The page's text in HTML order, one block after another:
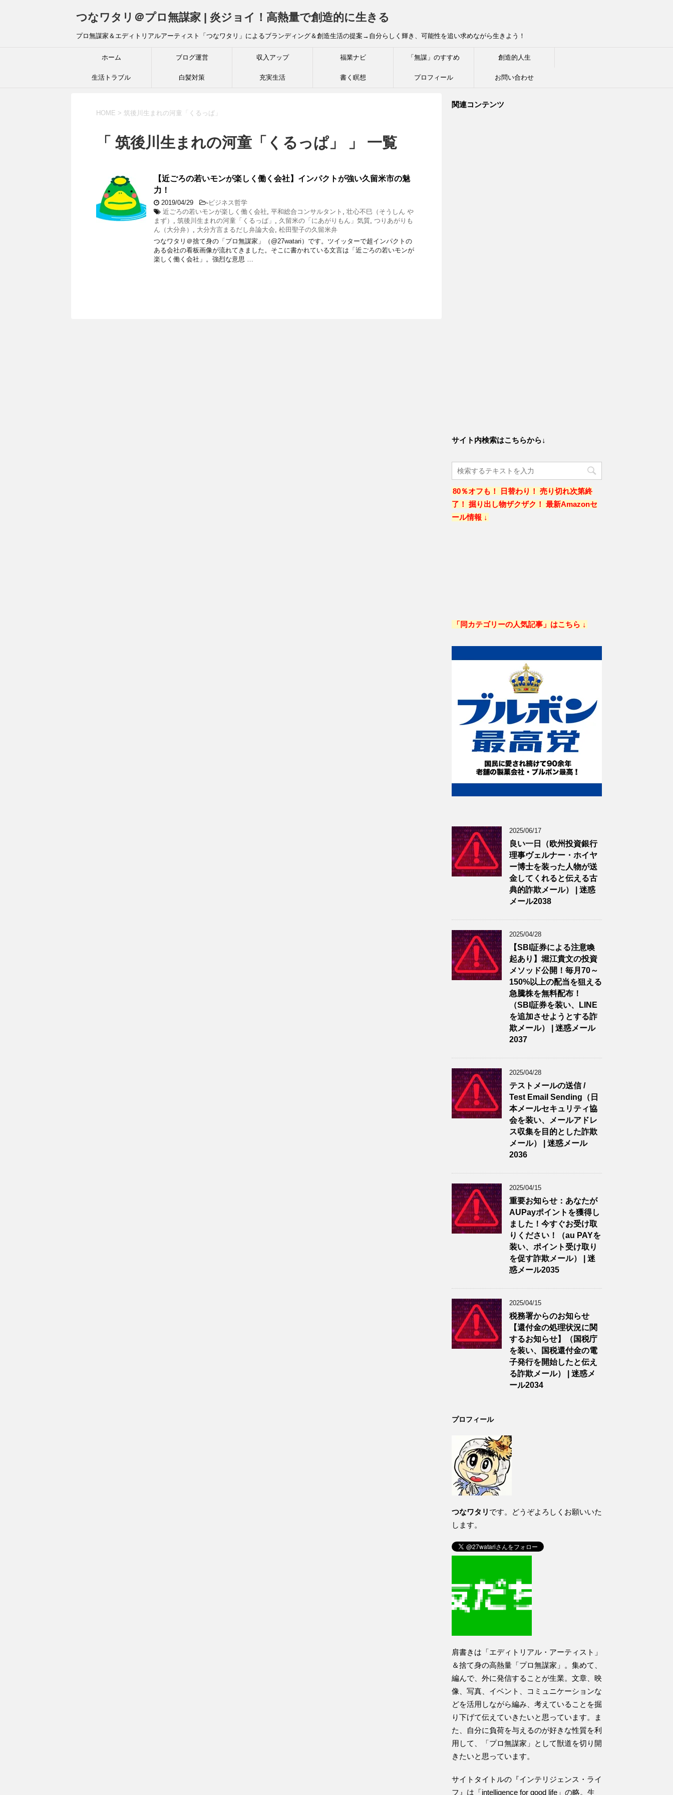
つなワタリ＠プロ無謀家 | 炎ジョイ！高熱量で創造的に生きる
プロ無謀家＆エディトリアルアーティスト「つなワタリ」によるブランディング＆創造生活の提案→自分らしく輝き、可能性を追い求めながら生きよう！
ホーム ブログ運営 収入アップ 福業ナビ 「無謀」のすすめ 創造的人生
生活トラブル 白髪対策 充実生活 書く瞑想 プロフィール お問い合わせ
HOME > 筑後川生まれの河童「くるっぱ」
「 筑後川生まれの河童「くるっぱ」 」 一覧
【近ごろの若いモンが楽しく働く会社】インパクトが強い久留米市の魅
力！
2019/04/29 -ビジネス哲学
近ごろの若いモンが楽しく働く会社, 平和総合コンサルタント , 壮心不巳（そうしん や
まず） , 筑後川生まれの河童「くるっぱ」 , 久留米の「にあがりもん」気質, つりあがりも
ん（大分弁） , 大分方言まるだし弁論大会, 松田聖子の久留米弁
つなワタリ＠捨て身の「プロ無謀家」（@27watari）です。ツイッターで超インパクトの
ある会社の看板画像が流れてきました。そこに書かれている文言は「近ごろの若いモンが
楽しく働く会社」。強烈な意思 …
関連コンテンツ
サイト内検索はこちらから↓
80％オフも！ 日替わり！ 売り切れ次第終
了！ 掘り出し物ザクザク！ 最新Amazonセ
ール情報 ↓
「同カテゴリーの人気記事」はこちら ↓
2025/06/17
良い一日（欧州投資銀行
理事ヴェルナー・ホイヤ
ー博士を装った人物が送
金してくれると伝える古
典的詐欺メール） | 迷惑
メール2038
2025/04/28
【SBI証券による注意喚
起あり】堀江貴文の投資
メソッド公開！毎月70～
150%以上の配当を狙える
急騰株を無料配布！
（SBI証券を装い、LINE
を追加させようとする詐
欺メール） | 迷惑メール
2037
2025/04/28
テストメールの送信 /
Test Email Sending（日
本メールセキュリティ協
会を装い、メールアドレ
ス収集を目的とした詐欺
メール） | 迷惑メール
2036
2025/04/15
重要お知らせ：あなたが
AUPayポイントを獲得し
ました！今すぐお受け取
りください！（au PAYを
装い、ポイント受け取り
を促す詐欺メール） | 迷
惑メール2035
2025/04/15
税務署からのお知らせ
【還付金の処理状況に関
するお知らせ】（国税庁
を装い、国税還付金の電
子発行を開始したと伝え
る詐欺メール） | 迷惑メ
ール2034
プロフィール
つなワタリ です。どうぞよろしくお願いいた
します。
肩書きは「エディトリアル・アーティスト」
＆捨て身の高熱量「プロ無謀家」。集めて、
編んで、外に発信することが生業。文章、映
像、写真、イベント、コミュニケーションな
どを活用しながら編み、考えていることを掘
り下げて伝えていきたいと思っています。ま
た、自分に負荷を与えるのが好きな性質を利
用して、「プロ無謀家」として獣道を切り開
きたいと思っています。
サイトタイトルの『インテリジェンス・ライ
フ』は「intelligence for good life」の略。生